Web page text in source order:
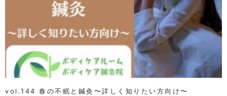
vol.144 春の不眠と鍼灸〜詳しく知りたい方向け〜